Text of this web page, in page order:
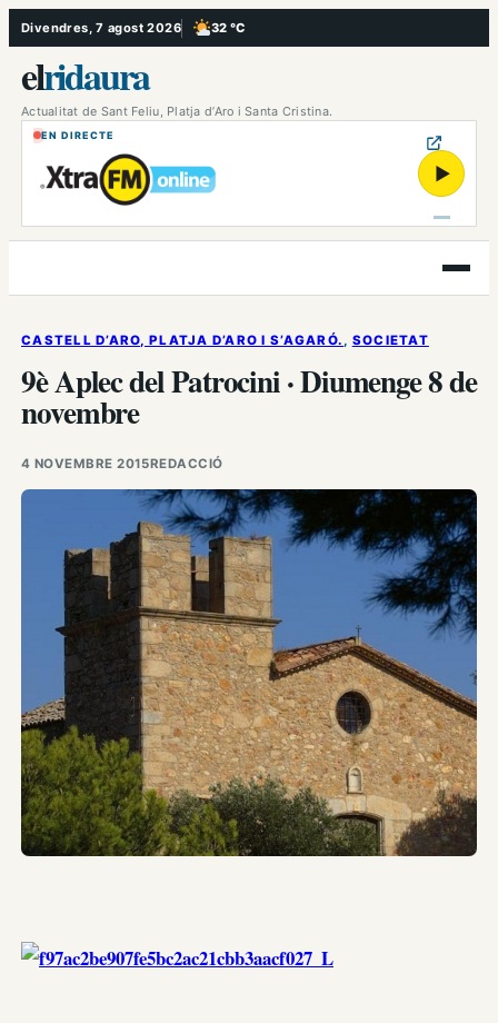
Vés
al
contingut
Divendres, 7 agost 2026 32 °C
, Poc ennuvolat
elridaura
Actualitat de Sant Feliu, Platja d’Aro i Santa Cristina.
EN DIRECTE
▶
Obre
el
CASTELL D’ARO, PLATJA D’ARO I S’AGARÓ. , SOCIETAT
9è Aplec del Patrocini · Diumenge 8 de
novembre
4 NOVEMBRE 2015REDACCIÓ